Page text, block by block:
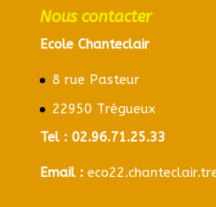
Nous contacter
Ecole Chanteclair
8 rue Pasteur
22950 Trégueux
Tel : 02.96.71.25.33
Email :